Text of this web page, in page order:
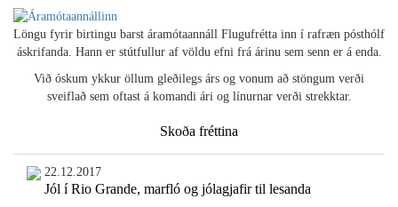
Löngu fyrir birtingu barst áramótaannáll Flugufrétta inn í rafræn pósthólf
áskrifanda. Hann er stútfullur af völdu efni frá árinu sem senn er á enda.
Við óskum ykkur öllum gleðilegs árs og vonum að stöngum verði
sveiflað sem oftast á komandi ári og línurnar verði strekktar.
Skoða fréttina
22.12.2017
Jól í Rio Grande, marfló og jólagjafir til lesanda